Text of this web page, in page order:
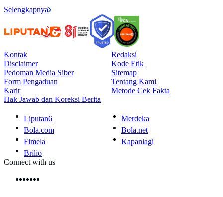
Selengkapnya
Kontak
Redaksi
Disclaimer
Kode Etik
Pedoman Media Siber
Sitemap
Form Pengaduan
Tentang Kami
Karir
Metode Cek Fakta
Hak Jawab dan Koreksi Berita
Liputan6
Merdeka
Bola.com
Bola.net
Fimela
Kapanlagi
Brilio
Connect with us